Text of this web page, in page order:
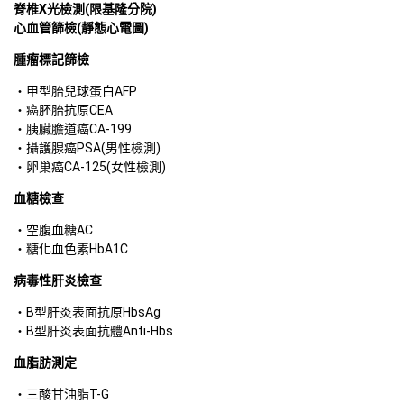
脊椎X光檢測(限基隆分院)
心血管篩檢(靜態心電圖)
腫瘤標記篩檢
甲型胎兒球蛋白AFP
癌胚胎抗原CEA
胰臟膽道癌CA-199
攝護腺癌PSA(男性檢測)
卵巢癌CA-125(女性檢測)
血糖檢查
空腹血糖AC
糖化血色素HbA1C
病毒性肝炎檢查
B型肝炎表面抗原HbsAg
B型肝炎表面抗體Anti-Hbs
血脂肪測定
三酸甘油脂T-G